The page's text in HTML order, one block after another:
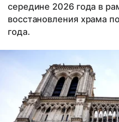
середине 2026 года в
восстановления храма
года.